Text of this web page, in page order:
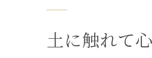
土に触れて